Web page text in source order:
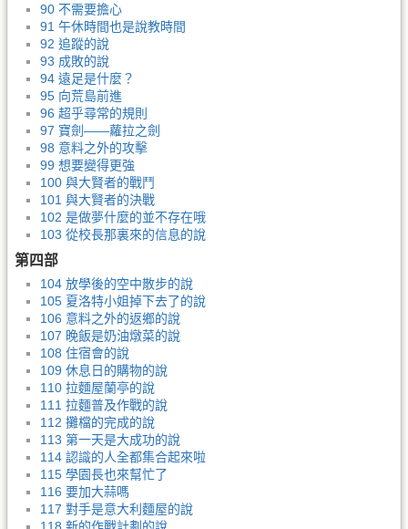
90 不需要擔心
91 午休時間也是說教時間
92 追蹤的說
93 成敗的說
94 遠足是什麼？
95 向荒島前進
96 超乎尋常的規則
97 寶劍——蘿拉之劍
98 意料之外的攻擊
99 想要變得更強
100 與大賢者的戰鬥
101 與大賢者的決戰
102 是做夢什麼的並不存在哦
103 從校長那裏來的信息的說
第四部
104 放學後的空中散步的說
105 夏洛特小姐掉下去了的說
106 意料之外的返鄉的說
107 晚飯是奶油燉菜的說
108 住宿會的說
109 休息日的購物的說
110 拉麵屋蘭亭的說
111 拉麵普及作戰的說
112 攤檔的完成的說
113 第一天是大成功的說
114 認識的人全都集合起來啦
115 學園長也來幫忙了
116 要加大蒜嗎
117 對手是意大利麵屋的說
118 新的作戰計劃的說